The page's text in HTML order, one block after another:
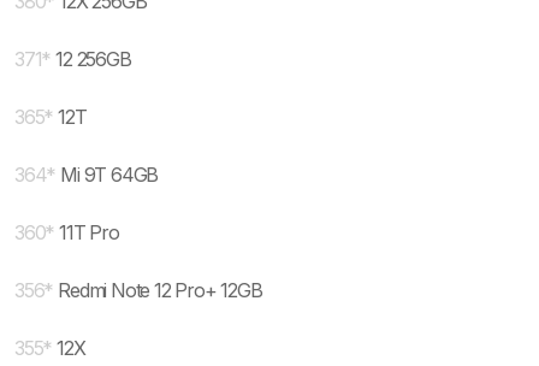
371* 12 256GB
365* 12T
364* Mi 9T 64GB
360* 11T Pro
356* Redmi Note 12 Pro+ 12GB
355* 12X